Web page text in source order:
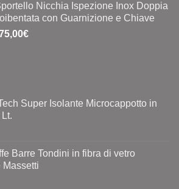
attuale
è:
0,20€.
Nicchia Ispezione Inox Doppia
con Guarnizione e Chiave
€Fascia
75,00€
Super Isolante Microcappotto in
Barre Tondini in fibra di vetro
Massetti